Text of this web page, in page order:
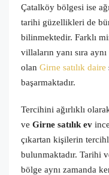
Çatalköy bölgesi ise
tarihi güzellikleri de
bilinmektedir. Farklı
villaların yanı sıra
olan Girne satılık daire
başarmaktadır.
Tercihini ağırlıklı
ve Girne satılık ev
çıkartan kişilerin
bulunmaktadır. Tarihi
bölge aynı zamanda